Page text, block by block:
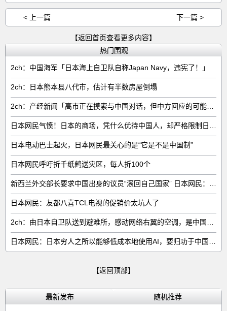
< 上一篇 下一篇 >
【返回首页查看更多内容】
热门围观
2ch：中国海军「日本海上自卫队自称Japan Navy，违宪了！」
2ch：日本熊本县八代市，估计有半数房屋倒塌
日本电动巴士起火，日本网民最关心的是“它是不是中国制”
日本网民呼吁折千纸鹤送灾区，每人折100个
日本网民：友都八喜TCL电视的促销价太坑人了
【返回顶部】
最新发布 随机推荐